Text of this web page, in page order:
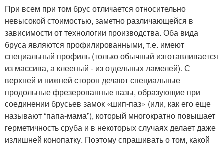
При всем при том брус отличается относительно
невысокой стоимостью, заметно различающейся в
зависимости от технологии производства. Оба вида
бруса являются профилированными, т.е. имеют
специальный профиль (только обычный изготавливается
из массива, а клееный - из отдельных ламелей). С
верхней и нижней сторон делают специальные
продольные фрезерованные пазы, образующие при
соединении брусьев замок «шип-паз» (или, как его еще
называют “папа-мама”), который многократно повышает
герметичность сруба и в некоторых случаях делает даже
излишней конопатку. Поэтому спрашивать о том, какой